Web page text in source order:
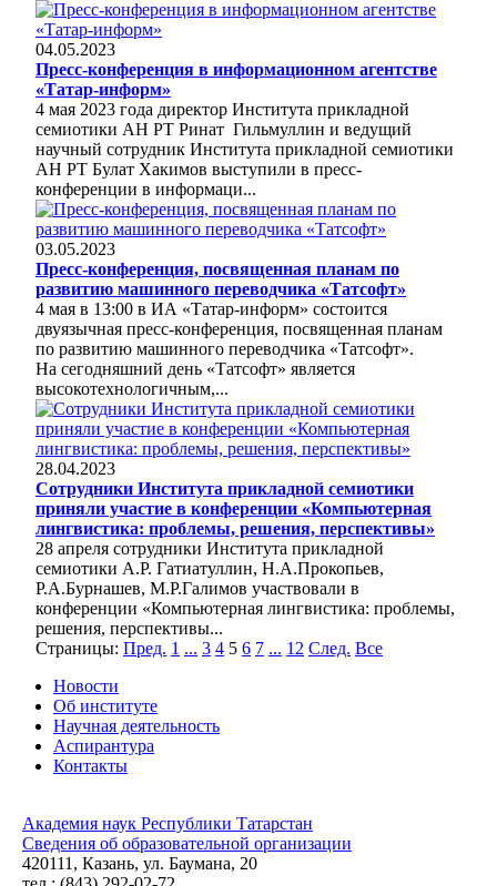
04.05.2023
Пресс-конференция в информационном агентстве
«Татар-информ»
4 мая 2023 года директор Института прикладной
семиотики АН РТ Ринат Гильмуллин и ведущий
научный сотрудник Института прикладной семиотики
АН РТ Булат Хакимов выступили в пресс-
конференции в информаци...
03.05.2023
Пресс-конференция, посвященная планам по
развитию машинного переводчика «Татсофт»
4 мая в 13:00 в ИА «Татар-информ» состоится
двуязычная пресс-конференция, посвященная планам
по развитию машинного переводчика «Татсофт».
На сегодняшний день «Татсофт» является
высокотехнологичным,...
28.04.2023
Сотрудники Института прикладной семиотики
приняли участие в конференции «Компьютерная
лингвистика: проблемы, решения, перспективы»
28 апреля сотрудники Института прикладной
семиотики А.Р. Гатиатуллин, Н.А.Прокопьев,
Р.А.Бурнашев, М.Р.Галимов участвовали в
конференции «Компьютерная лингвистика: проблемы,
решения, перспективы...
Страницы: Пред. 1 ... 3 4 5 6 7 ... 12 След. Все
Новости
Об институте
Научная деятельность
Аспирантура
Контакты
Академия наук Республики Татарстан
Сведения об образовательной организации
420111, Казань, ул. Баумана, 20